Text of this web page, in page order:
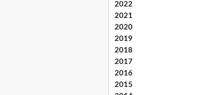
2022
2021
2020
2019
2018
2017
2016
2015